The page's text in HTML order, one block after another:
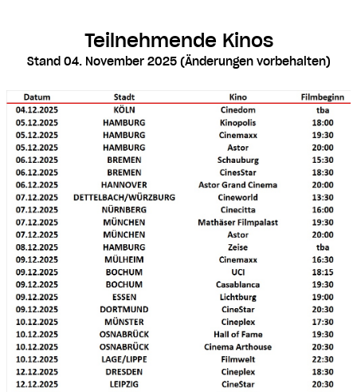
Teilnehmende Kinos
Stand 04. November 2025 (Änderungen vorbehalten)